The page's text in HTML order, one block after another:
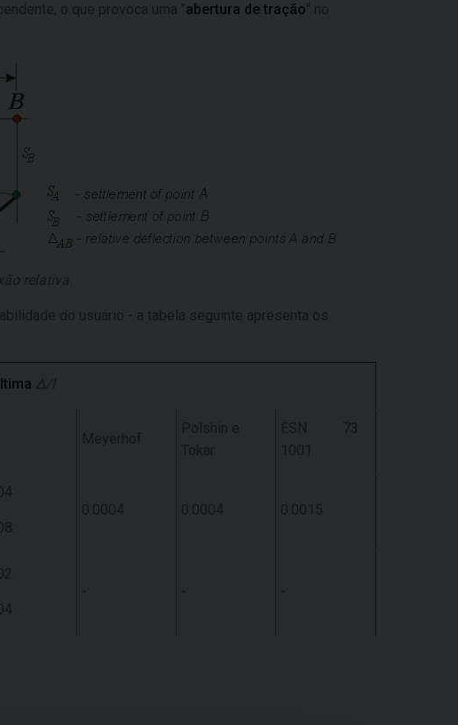
o que provoca uma "abertura de tração" no
relativa
do usuário - a tabela seguinte apresenta os
Δ/l
Meyerhof
Polshin e
Tokar
ÈSN 73
1001
0.0004 0.0004 0.0015
- - -